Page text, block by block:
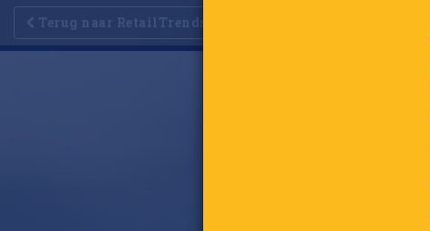
Terug naar RetailTrends